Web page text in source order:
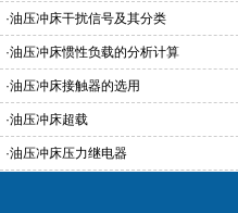
·油压冲床干扰信号及其分类
·油压冲床惯性负载的分析计算
·油压冲床接触器的选用
·油压冲床超载
·油压冲床压力继电器